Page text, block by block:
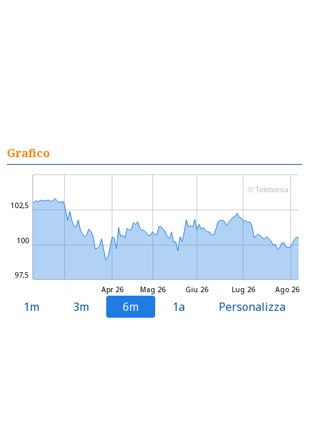
Grafico
Mag 26 Lug 26
Apr 26 Giu 26 Ago 26
97,5
100
102,5
© Teleborsa
1m 3m 6m 1a Personalizza